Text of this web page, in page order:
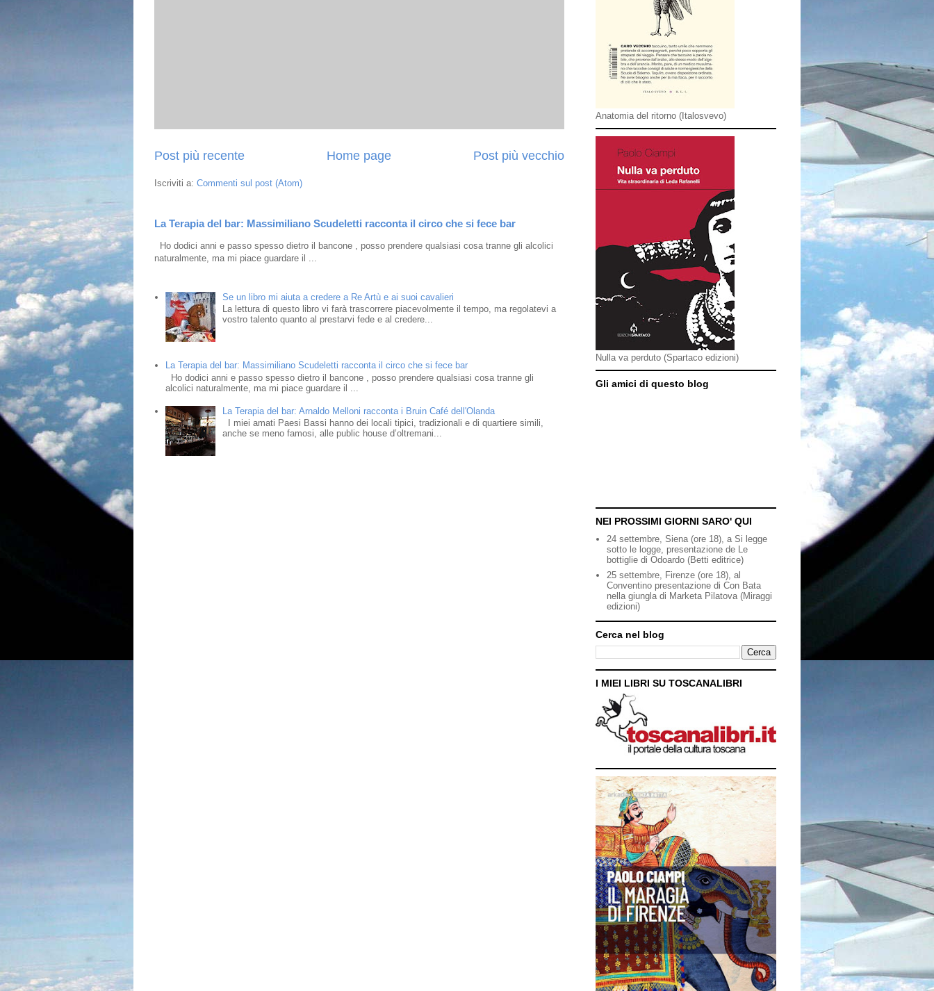
Post più recente Post più vecchio
Home page
Iscriviti a: Commenti sul post (Atom)
La Terapia del bar: Massimiliano Scudeletti racconta il circo che si fece bar
Ho dodici anni e passo spesso dietro il bancone , posso prendere qualsiasi cosa tranne gli alcolici
naturalmente, ma mi piace guardare il ...
Se un libro mi aiuta a credere a Re Artù e ai suoi cavalieri
La lettura di questo libro vi farà trascorrere piacevolmente il tempo, ma regolatevi a
vostro talento quanto al prestarvi fede e al credere...
La Terapia del bar: Massimiliano Scudeletti racconta il circo che si fece bar
Ho dodici anni e passo spesso dietro il bancone , posso prendere qualsiasi cosa tranne gli
alcolici naturalmente, ma mi piace guardare il ...
La Terapia del bar: Arnaldo Melloni racconta i Bruin Café dell'Olanda
I miei amati Paesi Bassi hanno dei locali tipici, tradizionali e di quartiere simili,
anche se meno famosi, alle public house d’oltremani...
Anatomia del ritorno (Italosvevo)
Nulla va perduto (Spartaco edizioni)
Gli amici di questo blog
NEI PROSSIMI GIORNI SARO' QUI
24 settembre, Siena (ore 18), a Si legge
sotto le logge, presentazione de Le
bottiglie di Odoardo (Betti editrice)
25 settembre, Firenze (ore 18), al
Conventino presentazione di Con Bata
nella giungla di Marketa Pilatova (Miraggi
edizioni)
Cerca nel blog
I MIEI LIBRI SU TOSCANALIBRI